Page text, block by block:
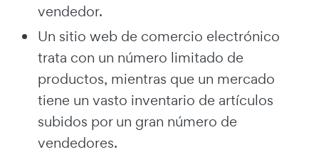
vendedor.
Un sitio web de comercio electrónico
trata con un número limitado de
productos, mientras que un mercado
tiene un vasto inventario de artículos
subidos por un gran número de
vendedores.